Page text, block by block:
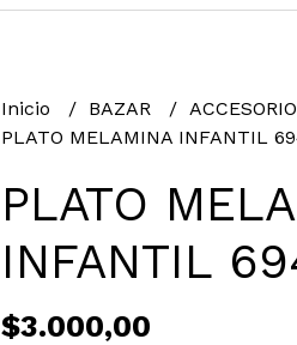
Inicio BAZAR
PLATO MELAMINA INFANTIL
PLATO
INFANTIL
$3.000,00